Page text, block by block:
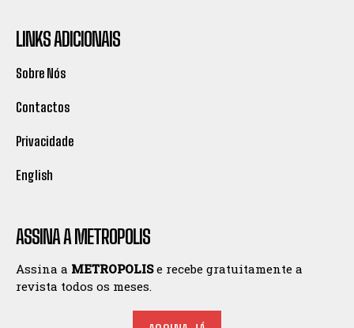
LINKS ADICIONAIS
Sobre Nós
Contactos
Privacidade
English
ASSINA A METROPOLIS
Assina a METROPOLISe recebe gratuitamente a
revista todos os meses.